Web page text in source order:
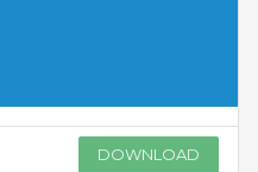
DOWNLOAD